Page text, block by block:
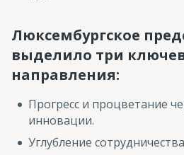
Люксембургское
выделило три
направления:
Прогресс и процветание
инновации.
Углубление